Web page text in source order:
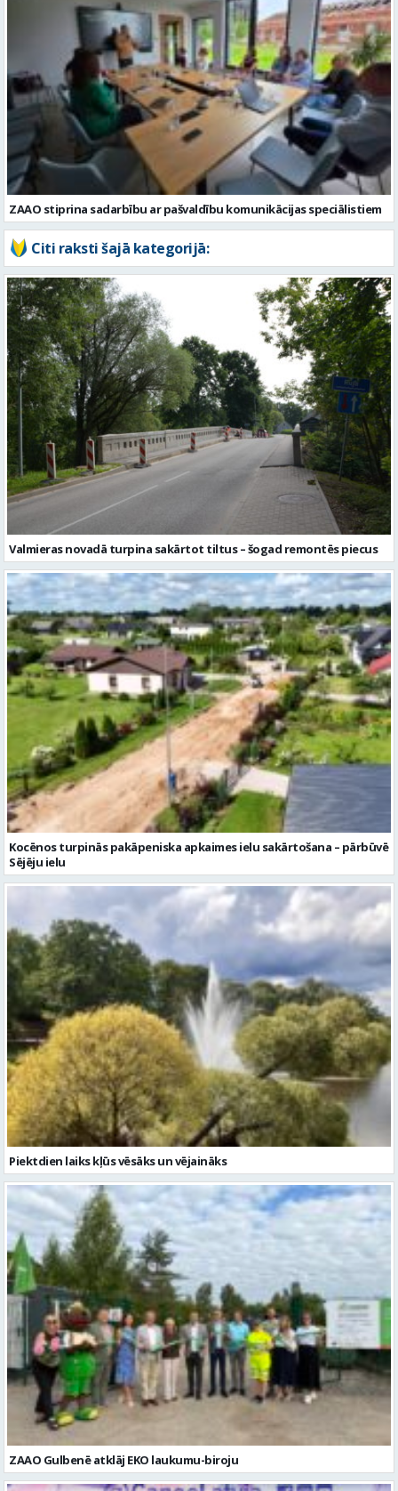
ZAAO stiprina sadarbību ar pašvaldību komunikācijas speciālistiem
Citi raksti šajā kategorijā:
Valmieras novadā turpina sakārtot tiltus – šogad remontēs piecus
Kocēnos turpinās pakāpeniska apkaimes ielu sakārtošana – pārbūvē
Sējēju ielu
Piektdien laiks kļūs vēsāks un vējaināks
ZAAO Gulbenē atklāj EKO laukumu-biroju